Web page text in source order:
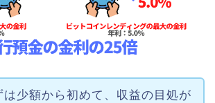
は少額から初めて、収益の目処が